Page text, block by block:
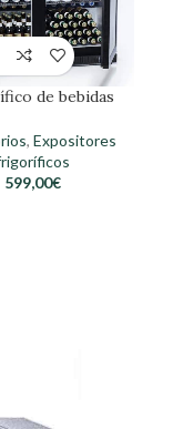
de bebidas
, Expositores
599,00€